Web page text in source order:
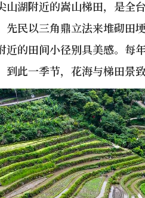
山湖附近的嵩山梯田，是全
先民以三角鼎立法来堆砌田
近的田间小径别具美感。每
此一季节，花海与梯田景